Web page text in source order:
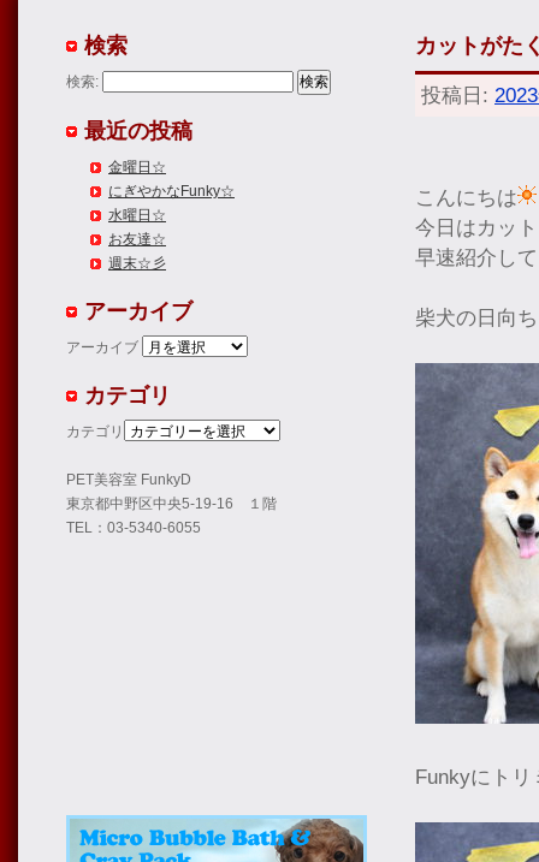
カットがた
投稿日:
こんにちは
今日はカッ
早速紹介し
柴犬の日向
Funkyにト
検索
検索:
最近の投稿
金曜日☆
にぎやかなFunky☆
水曜日☆
お友達☆
週末☆彡
アーカイブ
アーカイブ
カテゴリ
カテゴリ
PET美容室 FunkyD
東京都中野区中央5-19-16 １階
TEL：03-5340-6055